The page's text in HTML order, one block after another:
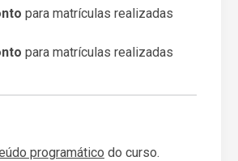
para matrículas realizadas
para matrículas realizadas
programático do curso.